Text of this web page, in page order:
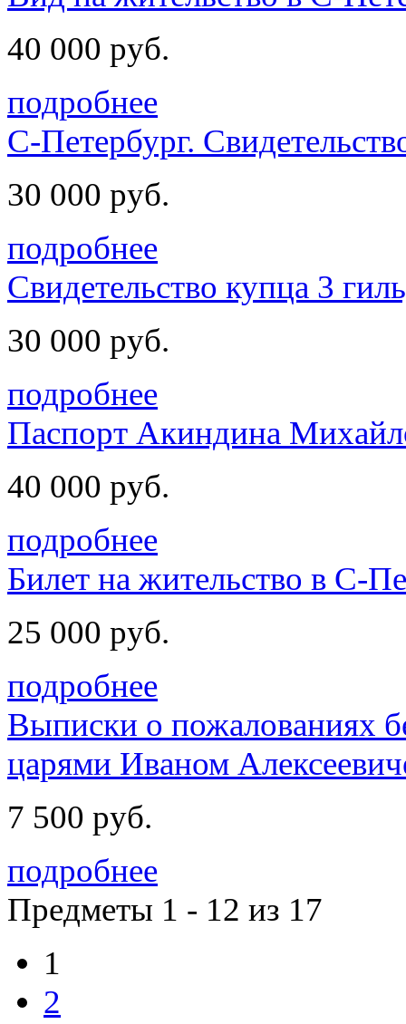
40 000 руб.
подробнее
С-Петербург.
30 000 руб.
подробнее
Cвидетельство купца 3
30 000 руб.
подробнее
Паспорт Акиндина
40 000 руб.
подробнее
Билет на жительство в С-
25 000 руб.
подробнее
Выписки о пожалованиях
царями Иваном
7 500 руб.
подробнее
Предметы 1 - 12 из 17
1
2